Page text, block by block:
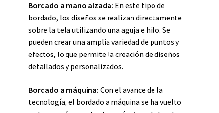
Bordado a mano alzada: En este tipo de
bordado, los diseños se realizan directamente
sobre la tela utilizando una aguja e hilo. Se
pueden crear una amplia variedad de puntos y
efectos, lo que permite la creación de diseños
detallados y personalizados.
Bordado a máquina: Con el avance de la
tecnología, el bordado a máquina se ha vuelto